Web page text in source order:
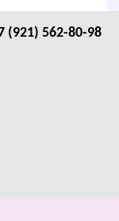
(921) 562-80-98